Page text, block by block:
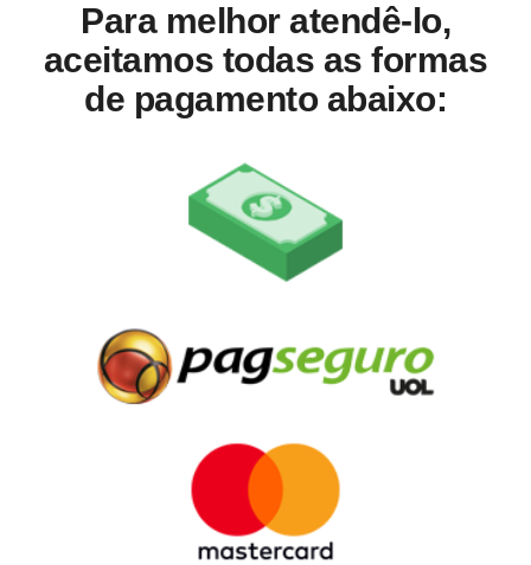
Para melhor atendê-lo,
aceitamos todas as formas
de pagamento abaixo: